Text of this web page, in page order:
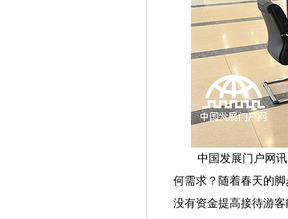
中国发展门户网
何需求？随着春天的
没有资金提高接待游